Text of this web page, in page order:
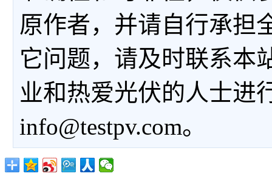
原作者，并请自行承担
它问题，请及时联系本
业和热爱光伏的人士进
info@testpv.com。